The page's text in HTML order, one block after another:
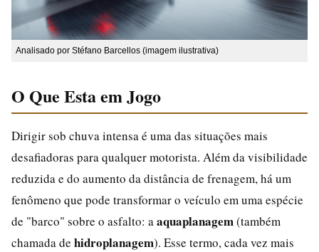
Analisado por Stéfano Barcellos (imagem ilustrativa)
O Que Esta em Jogo
Dirigir sob chuva intensa é uma das situações mais
desafiadoras para qualquer motorista. Além da visibilidade
reduzida e do aumento da distância de frenagem, há um
fenômeno que pode transformar o veículo em uma espécie
de "barco" sobre o asfalto: a aquaplanagem(também
chamada de hidroplanagem). Esse termo, cada vez mais